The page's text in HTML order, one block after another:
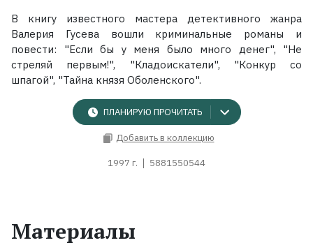
Коллекции
В книгу известного мастера детективного жанра
Валерия Гусева вошли криминальные романы и
повести: "Если бы у меня было много денег", "Не
стреляй первым!", "Кладоискатели", "Конкур со
шпагой", "Тайна князя Оболенского".
ПЛАНИРУЮ ПРОЧИТАТЬ
Добавить в коллекцию
1997 г. 5881550544
Материалы